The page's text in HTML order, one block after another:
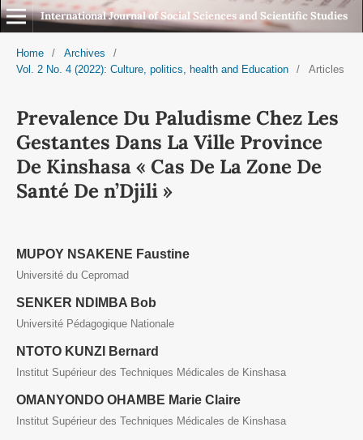
International Journal of Social Sciences and Scientific Studies
Home / Archives
/
Vol. 2 No. 4 (2022): Culture, politics, health and Education
/ Articles
Prevalence Du Paludisme Chez Les
Gestantes Dans La Ville Province
De Kinshasa « Cas De La Zone De
Santé De n’Djili »
MUPOY NSAKENE Faustine
Université du Cepromad
SENKER NDIMBA Bob
Université Pédagogique Nationale
NTOTO KUNZI Bernard
Institut Supérieur des Techniques Médicales de Kinshasa
OMANYONDO OHAMBE Marie Claire
Institut Supérieur des Techniques Médicales de Kinshasa